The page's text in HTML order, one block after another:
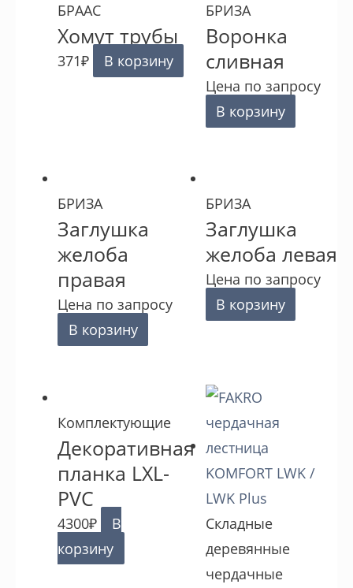
БРААС
Хомут трубы
371₽ В корзину
БРИЗА
Воронка
сливная
Цена по запросу
В корзину
БРИЗА
Заглушка
желоба
правая
Цена по запросу
В корзину
БРИЗА
Заглушка
желоба левая
Цена по запросу
В корзину
Комплектующие
Декоративная
планка LXL-
PVC
4300₽
В
корзину
Складные
деревянные
чердачные